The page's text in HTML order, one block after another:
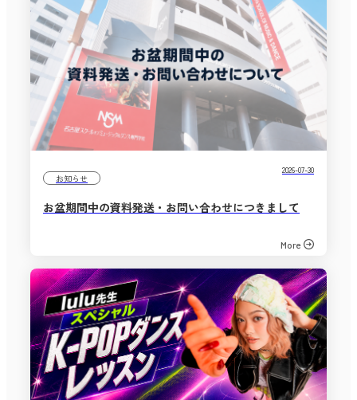
お知らせ
2026-07-30
お盆期間中の資料発送・お問い合わせにつきまして
More